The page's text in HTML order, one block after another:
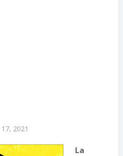
2021
La